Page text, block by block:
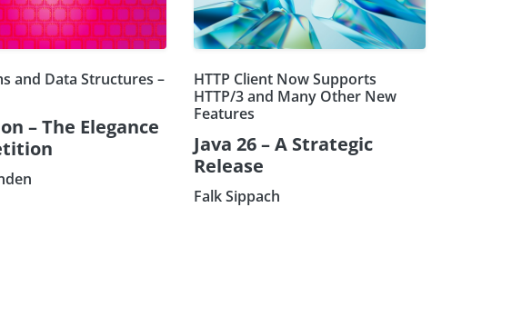
and Data Structures –
– The Elegance
HTTP Client Now Supports
HTTP/3 and Many Other New
Features
Java 26 – A Strategic
Release
Falk Sippach